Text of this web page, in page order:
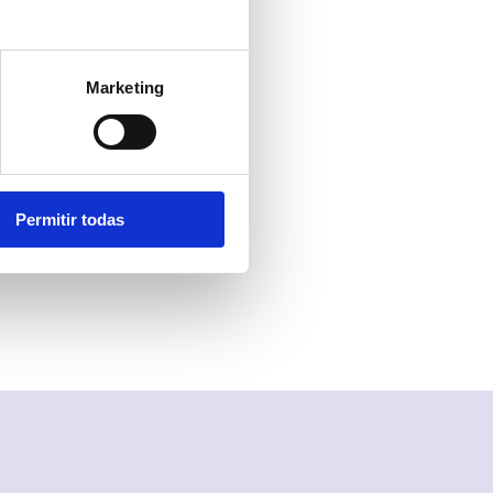
Marketing
Permitir todas
en todos los
. Una vez
desde
encontrarás
teléfono o